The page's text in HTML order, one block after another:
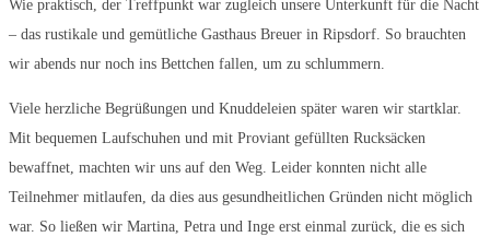
Wie praktisch, der Treffpunkt war zugleich unsere Unterkunft für die Nacht
– das rustikale und gemütliche Gasthaus Breuer in Ripsdorf. So brauchten
wir abends nur noch ins Bettchen fallen, um zu schlummern.
Viele herzliche Begrüßungen und Knuddeleien später waren wir startklar.
Mit bequemen Laufschuhen und mit Proviant gefüllten Rucksäcken
bewaffnet, machten wir uns auf den Weg. Leider konnten nicht alle
Teilnehmer mitlaufen, da dies aus gesundheitlichen Gründen nicht möglich
war. So ließen wir Martina, Petra und Inge erst einmal zurück, die es sich